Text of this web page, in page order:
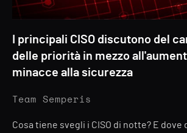
I principali CISO discutono del
delle priorità in mezzo
minacce alla sicurezza
Team Semperis
Cosa tiene svegli i CISO di notte? E dove